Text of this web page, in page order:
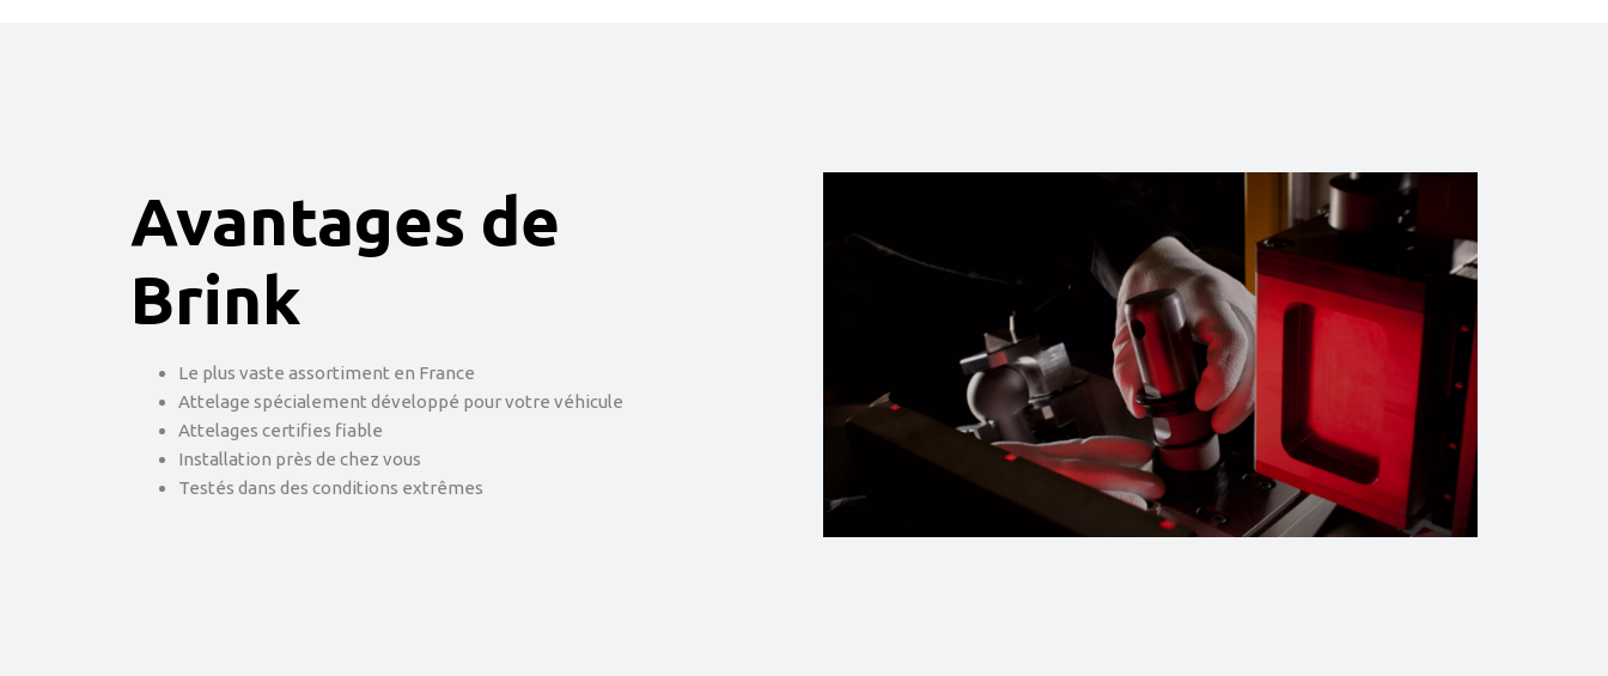
Avantages de
Brink
Le plus vaste assortiment en France
Attelage spécialement développé pour votre véhicule
Attelages certifies fiable
Installation près de chez vous
Testés dans des conditions extrêmes